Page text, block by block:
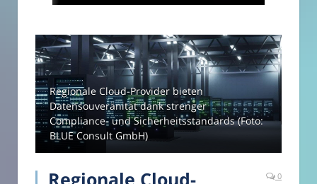
Regionale Cloud-Provider bieten
Datensouveränität dank strenger
Compliance- und Sicherheitsstandards (Foto:
BLUE Consult GmbH)
0